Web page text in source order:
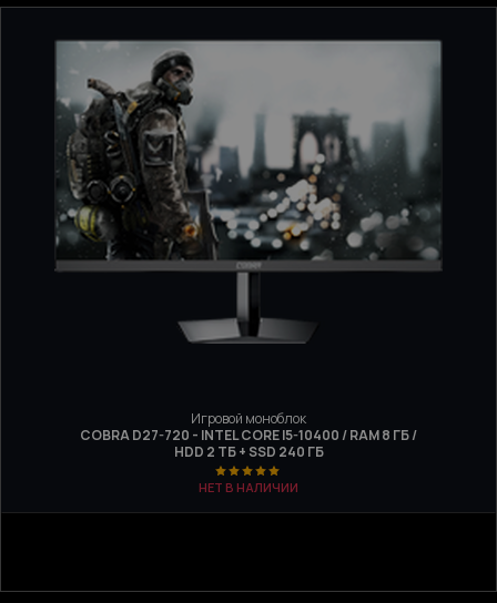
Игровой моноблок
COBRA D27-720 - INTEL CORE I5-10400 / RAM 8 ГБ /
HDD 2 ТБ + SSD 240 ГБ
НЕТ В НАЛИЧИИ